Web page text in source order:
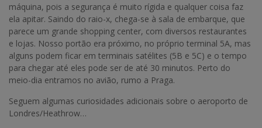
máquina, pois a segurança é muito rígida e qualquer coisa faz
ela apitar. Saindo do raio-x, chega-se à sala de embarque, que
parece um grande shopping center, com diversos restaurantes
e lojas. Nosso portão era próximo, no próprio terminal 5A, mas
alguns podem ficar em terminais satélites (5B e 5C) e o tempo
para chegar até eles pode ser de até 30 minutos. Perto do
meio-dia entramos no avião, rumo a Praga.
Seguem algumas curiosidades adicionais sobre o aeroporto de
Londres/Heathrow…